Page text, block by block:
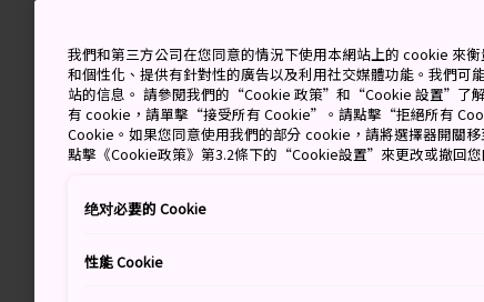
我們和第三方公司在您同意的情況下使用本網站上的 cookie 來
和個性化、提供有針對性的廣告以及利用社交媒體功能。我們可
站的信息。 請參閱我們的“Cookie 政策”和“Cookie 設置”了
有 cookie，請單擊“接受所有 Cookie”。請點擊“拒絕所有
Cookie。如果您同意使用我們的部分 cookie，請將選擇器開關
點擊《Cookie政策》第3.2條下的“Cookie設置”來更改或撤回您
绝对必要的 Cookie
性能 Cookie